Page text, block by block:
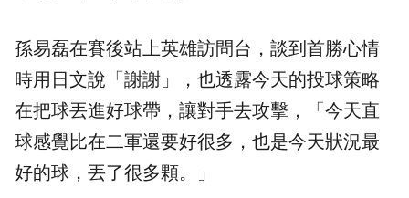
孫易磊在賽後站上英雄訪問台，談到首勝心情
時用日文說「謝謝」，也透露今天的投球策略
在把球丟進好球帶，讓對手去攻擊，「今天直
球感覺比在二軍還要好很多，也是今天狀況最
好的球，丟了很多顆。」